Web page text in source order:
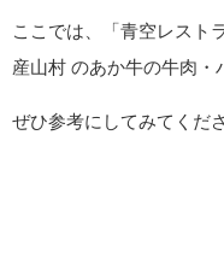
ここでは、「青空レスト
産山村 のあか牛の牛肉・
ぜひ参考にしてみてくだ